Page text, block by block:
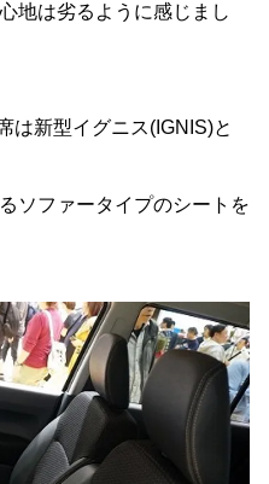
地は劣るように感じまし
は新型イグニス(IGNIS)と
ソファータイプのシートを